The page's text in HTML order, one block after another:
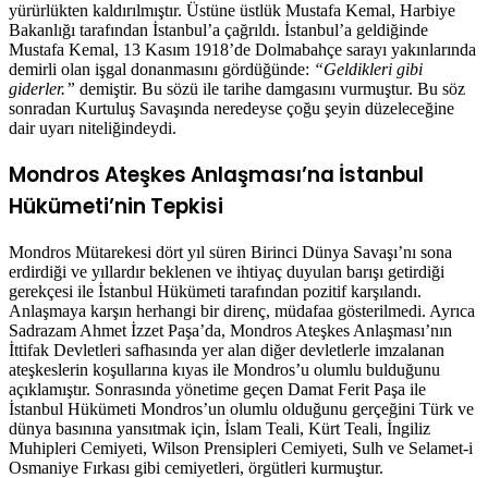
yürürlükten kaldırılmıştır. Üstüne üstlük Mustafa Kemal, Harbiye
Bakanlığı tarafından İstanbul’a çağrıldı. İstanbul’a geldiğinde
Mustafa Kemal, 13 Kasım 1918’de Dolmabahçe sarayı yakınlarında
demirli olan işgal donanmasını gördüğünde: “Geldikleri gibi
giderler.” demiştir. Bu sözü ile tarihe damgasını vurmuştur. Bu söz
sonradan Kurtuluş Savaşında neredeyse çoğu şeyin düzeleceğine
dair uyarı niteliğindeydi.
Mondros Ateşkes Anlaşması’na İstanbul
Hükümeti’nin Tepkisi
Mondros Mütarekesi dört yıl süren Birinci Dünya Savaşı’nı sona
erdirdiği ve yıllardır beklenen ve ihtiyaç duyulan barışı getirdiği
gerekçesi ile İstanbul Hükümeti tarafından pozitif karşılandı.
Anlaşmaya karşın herhangi bir direnç, müdafaa gösterilmedi. Ayrıca
Sadrazam Ahmet İzzet Paşa’da, Mondros Ateşkes Anlaşması’nın
İttifak Devletleri safhasında yer alan diğer devletlerle imzalanan
ateşkeslerin koşullarına kıyas ile Mondros’u olumlu bulduğunu
açıklamıştır. Sonrasında yönetime geçen Damat Ferit Paşa ile
İstanbul Hükümeti Mondros’un olumlu olduğunu gerçeğini Türk ve
dünya basınına yansıtmak için, İslam Teali, Kürt Teali, İngiliz
Muhipleri Cemiyeti, Wilson Prensipleri Cemiyeti, Sulh ve Selamet-i
Osmaniye Fırkası gibi cemiyetleri, örgütleri kurmuştur.